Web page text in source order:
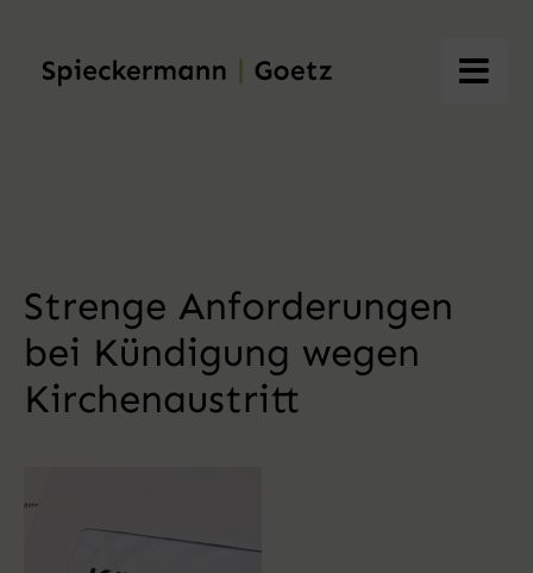
Strenge Anforderungen
bei Kündigung wegen
Kirchenaustritt